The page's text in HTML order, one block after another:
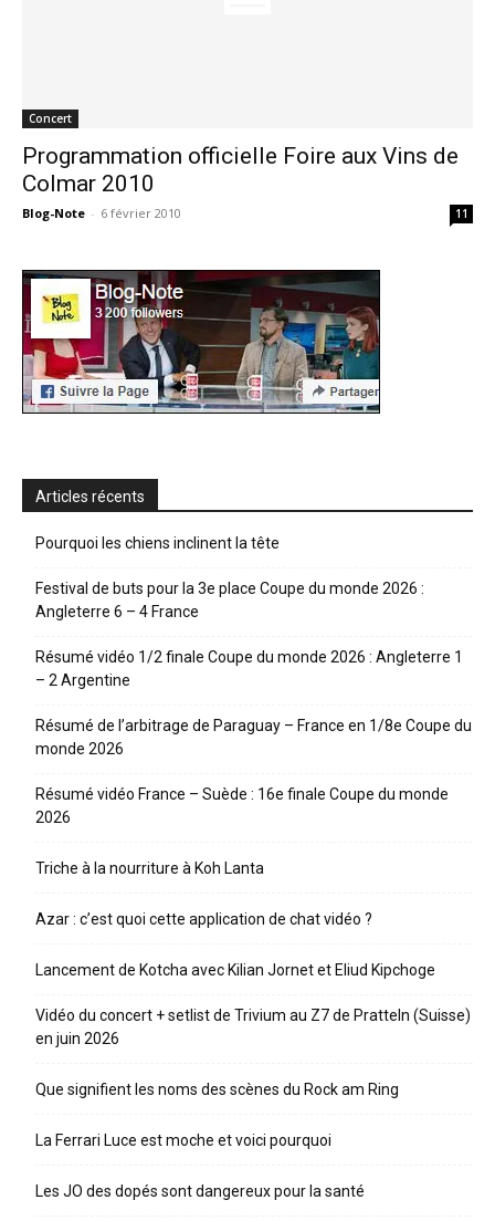
Concert
Programmation officielle Foire aux Vins de
Colmar 2010
Blog-Note - 6 février 2010 11
Articles récents
Pourquoi les chiens inclinent la tête
Festival de buts pour la 3e place Coupe du monde 2026 :
Angleterre 6 – 4 France
Résumé vidéo 1/2 finale Coupe du monde 2026 : Angleterre 1
– 2 Argentine
Résumé de l’arbitrage de Paraguay – France en 1/8e Coupe du
monde 2026
Résumé vidéo France – Suède : 16e finale Coupe du monde
2026
Triche à la nourriture à Koh Lanta
Azar : c’est quoi cette application de chat vidéo ?
Lancement de Kotcha avec Kilian Jornet et Eliud Kipchoge
Vidéo du concert + setlist de Trivium au Z7 de Pratteln (Suisse)
en juin 2026
Que signifient les noms des scènes du Rock am Ring
La Ferrari Luce est moche et voici pourquoi
Les JO des dopés sont dangereux pour la santé